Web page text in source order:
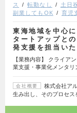
ス
転勤なし 土日
副業してもOK
育児
東海地域を中心
タートアップと
発支援を担当い
【業務内容】 クライア
業支援・事業化メンタリ
会社概要
株式会社ア
生み出し、そのプロセ